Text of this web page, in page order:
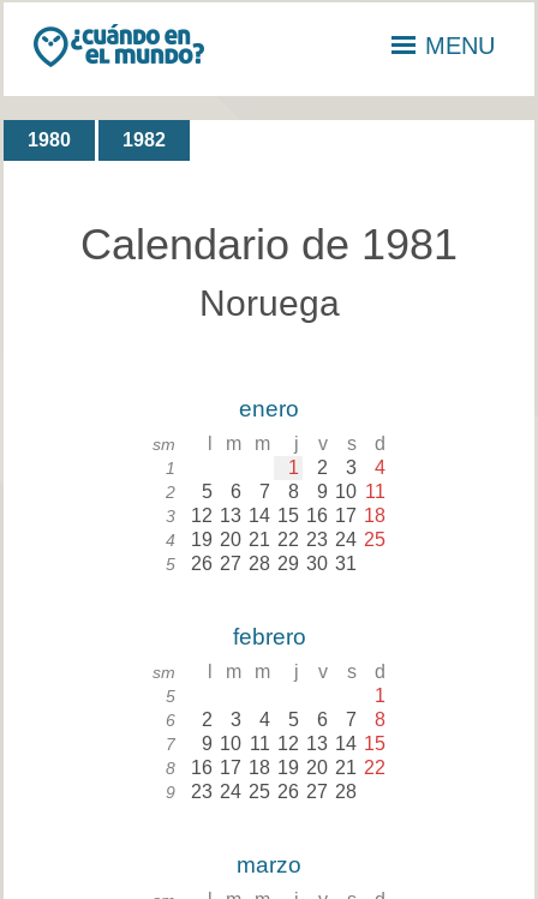
MENU
1980 1982
Calendario de 1981
Noruega
enero
sm m m j v s d
1 1 2 3 4
2 5 6 7 8 9 10 11
3 12 13 14 15 16 17 18
4 19 20 21 22 23 24 25
5 26 27 28 29 30 31
febrero
sm m m j v s d
5 1
6 2 3 4 5 6 7 8
7 9 10 11 12 13 14 15
8 16 17 18 19 20 21 22
9 23 24 25 26 27 28
marzo